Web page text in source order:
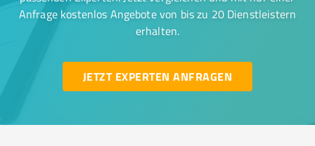
Anfrage kostenlos Angebote von bis zu 20 Dienstleistern
erhalten.
JETZT EXPERTEN ANFRAGEN